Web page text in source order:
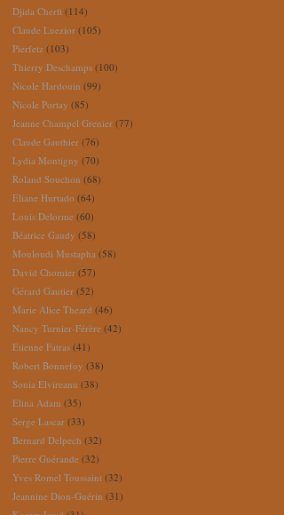
Djida Cherfi (114)
Claude Luezior (105)
Pierfetz (103)
Thierry Deschamps (100)
Nicole Hardouin (99)
Nicole Portay (85)
Jeanne Champel Grenier (77)
Claude Gauthier (76)
Lydia Montigny (70)
Roland Souchon (68)
Eliane Hurtado (64)
Louis Delorme (60)
Béatrice Gaudy (58)
Mouloudi Mustapha (58)
David Chomier (57)
Gérard Gautier (52)
Marie Alice Theard (46)
Nancy Turnier-Férère (42)
Etienne Fatras (41)
Robert Bonnefoy (38)
Sonia Elvireanu (38)
Elina Adam (35)
Serge Lascar (33)
Bernard Delpech (32)
Pierre Guérande (32)
Yves Romel Toussaint (32)
Jeannine Dion-Guérin (31)